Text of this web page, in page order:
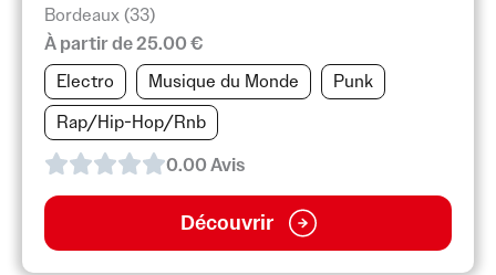
Bordeaux (33)
À partir de 25.00 €
Electro
Musique du Monde
Punk
Rap/Hip-Hop/Rnb
0.00Avis
Découvrir